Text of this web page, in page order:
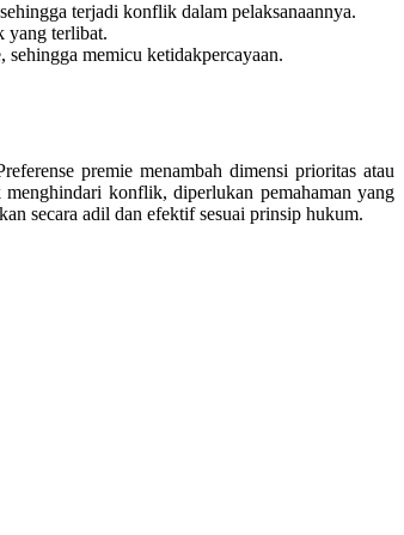
terjadi konflik dalam pelaksanaannya.
yang terlibat.
sehingga memicu ketidakpercayaan.
premie menambah dimensi prioritas atau
konflik, diperlukan pemahaman yang
secara adil dan efektif sesuai prinsip hukum.